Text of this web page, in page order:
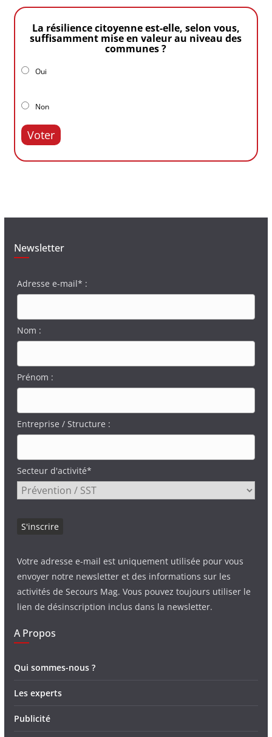
La résilience citoyenne est-elle, selon vous,
suffisamment mise en valeur au niveau des
communes ?
Oui
Non
Voter
Newsletter
Adresse e-mail* :
Nom :
Prénom :
Entreprise / Structure :
Secteur d'activité*
Votre adresse e-mail est uniquement utilisée pour vous
envoyer notre newsletter et des informations sur les
activités de Secours Mag. Vous pouvez toujours utiliser le
lien de désinscription inclus dans la newsletter.
A Propos
Qui sommes-nous ?
Les experts
Publicité